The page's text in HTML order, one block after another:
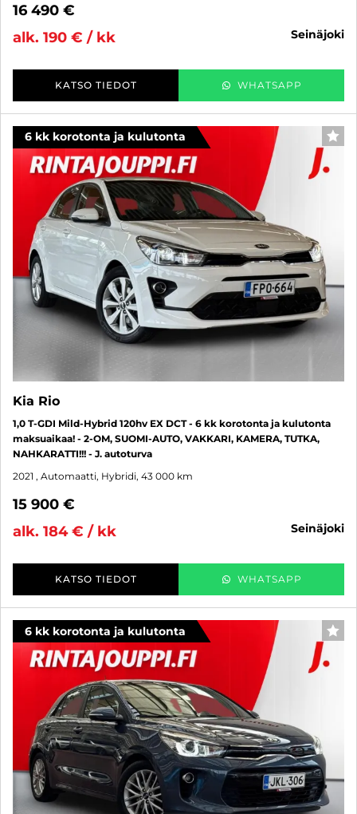
16 490 €
alk. 190 € / kk
seinäjoki
KATSO TIEDOT WHATSAPP
6 kk korotonta ja kulutonta
Kia Rio
1,0 T-GDI Mild-Hybrid 120hv EX DCT - 6 kk korotonta ja kulutonta
maksuaikaa! - 2-OM, SUOMI-AUTO, VAKKARI, KAMERA, TUTKA,
NAHKARATTI!!! - J. autoturva
2021 , Automaatti, Hybridi, 43 000 km
15 900 €
alk. 184 € / kk
seinäjoki
KATSO TIEDOT WHATSAPP
6 kk korotonta ja kulutonta